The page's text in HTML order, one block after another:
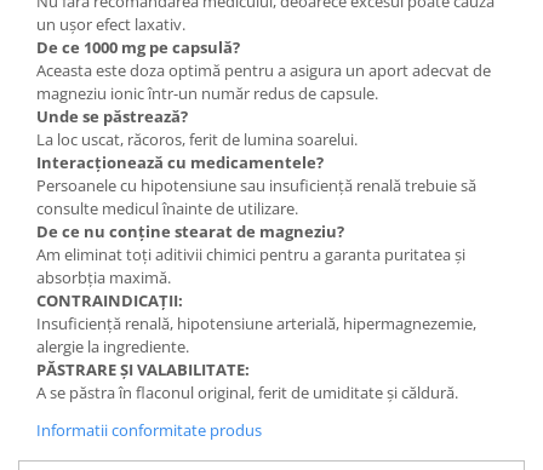
un ușor efect laxativ.
De ce 1000 mg pe capsulă?
Aceasta este doza optimă pentru a asigura un aport adecvat de
magneziu ionic într-un număr redus de capsule.
Unde se păstrează?
La loc uscat, răcoros, ferit de lumina soarelui.
Interacționează cu medicamentele?
Persoanele cu hipotensiune sau insuficiență renală trebuie să
consulte medicul înainte de utilizare.
De ce nu conține stearat de magneziu?
Am eliminat toți aditivii chimici pentru a garanta puritatea și
absorbția maximă.
CONTRAINDICAȚII:
Insuficiență renală, hipotensiune arterială, hipermagnezemie,
alergie la ingrediente.
PĂSTRARE ȘI VALABILITATE:
A se păstra în flaconul original, ferit de umiditate și căldură.
Informatii conformitate produs